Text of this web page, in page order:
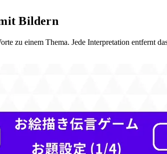
Bildern
zu einem Thema. Jede Interpretation entfernt